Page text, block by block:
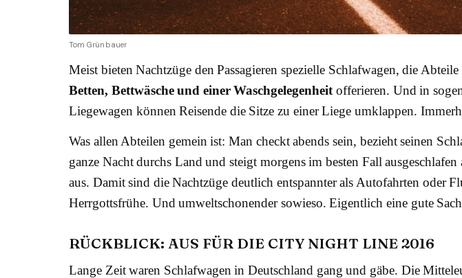
Tom Grünbauer
Meist bieten Nachtzüge den Passagieren spezielle Schlafwagen, die
Betten, Bettwäsche und einer Waschgelegenheit offerieren. Und in
Liegewagen können Reisende die Sitze zu einer Liege umklappen.
Was allen Abteilen gemein ist: Man checkt abends sein, bezieht seinen
ganze Nacht durchs Land und steigt morgens im besten Fall
aus. Damit sind die Nachtzüge deutlich entspannter als Autofahrten oder
Herrgottsfrühe. Und umweltschonender sowieso. Eigentlich eine gute
RÜCKBLICK: AUS FÜR DIE CITY NIGHT LINE 2016
Lange Zeit waren Schlafwagen in Deutschland gang und gäbe. Die